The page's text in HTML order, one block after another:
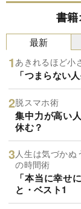
書
最新
あきれるほど小
「つまらない
脱スマホ術
集中力が高い
休む？
人生は気づか
の時間術
「本当に幸せ
と・ベスト1